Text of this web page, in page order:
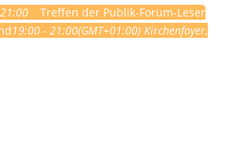
21:00
Treffen der Publik-Forum-Leser
19:00 - 21:00(GMT+01:00) Kirchenfoyer,